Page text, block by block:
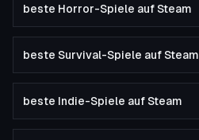
beste Horror-Spiele auf Steam
beste Survival-Spiele auf Steam
beste Indie-Spiele auf Steam